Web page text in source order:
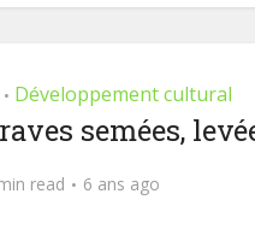
• Développement cultural
semées,
read 6 ans ago